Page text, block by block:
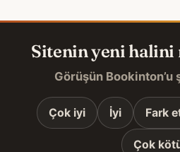
Sitenin yeni halini
Görüşün
Çok iyi İyi Fark
Çok